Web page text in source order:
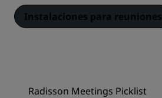
Instalaciones para reuniones
Radisson Meetings Picklist